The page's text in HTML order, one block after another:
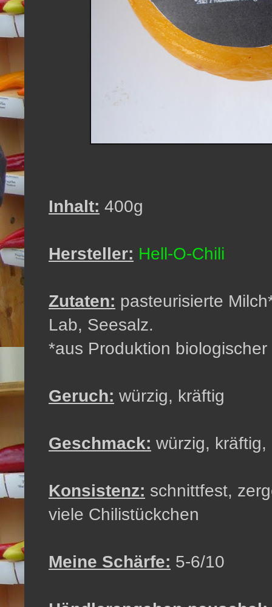
Inhalt: 400g
Hersteller: Hell-O-Chili
Zutaten: pasteurisierte
Lab, Seesalz.
*aus Produktion
Geruch: würzig, kräftig
Geschmack: würzig, kräftig,
Konsistenz: schnittfest,
viele Chilistückchen
Meine Schärfe: 5-6/10